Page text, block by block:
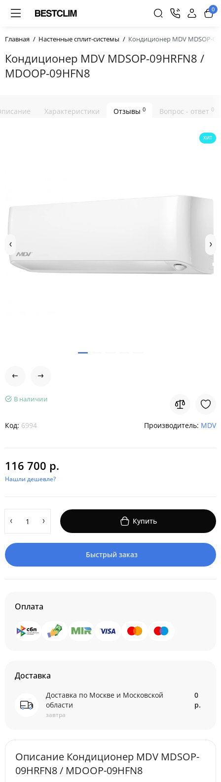
0
Главная Настенные сплит-системы Кондиционер MDV MDSOP-
Кондиционер MDV MDSOP-09HRFN8 /
MDOOP-09HFN8
Характеристики Отзывы 0 Вопрос - ответ 0
ХИТ
В наличии
Код: 6994 Производитель: MDV
116 700 р.
Нашли дешевле?
Купить
Быстрый заказ
Оплата
Доставка
Доставка по Москве и Московской
области
завтра
0
р.
Описание Кондиционер MDV MDSOP-
09HRFN8 / MDOOP-09HFN8